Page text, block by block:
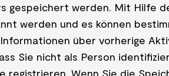
gespeichert werden. Mit Hilfe
werden und es können
über vorherige
Sie nicht als Person
Wenn Sie die